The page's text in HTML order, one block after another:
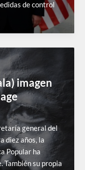
de control
imagen
general del
diez años, la
Popular ha
También su propia